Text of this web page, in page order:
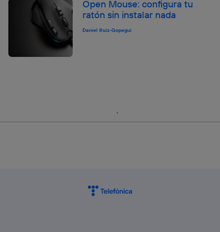
Open Mouse: configura tu
ratón sin instalar nada
Daniel Ruiz-Gopegui